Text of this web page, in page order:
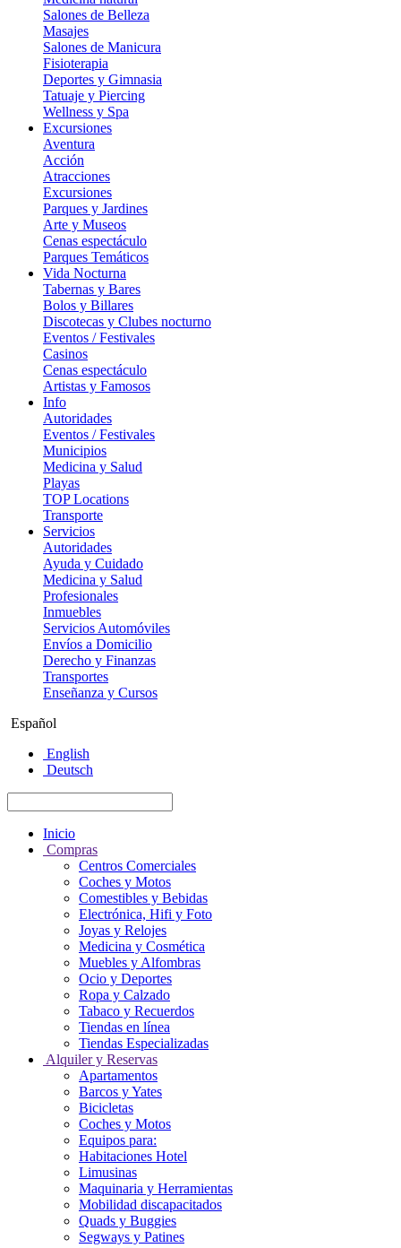
Salones de Belleza
Masajes
Salones de Manicura
Fisioterapia
Deportes y Gimnasia
Tatuaje y Piercing
Wellness y Spa
Excursiones
Aventura
Acción
Atracciones
Excursiones
Parques y Jardines
Arte y Museos
Cenas espectáculo
Parques Temáticos
Vida Nocturna
Tabernas y Bares
Bolos y Billares
Discotecas y Clubes nocturno
Eventos / Festivales
Casinos
Cenas espectáculo
Artistas y Famosos
Info
Autoridades
Eventos / Festivales
Municipios
Medicina y Salud
Playas
TOP Locations
Transporte
Servicios
Autoridades
Ayuda y Cuidado
Medicina y Salud
Profesionales
Inmuebles
Servicios Automóviles
Envíos a Domicilio
Derecho y Finanzas
Transportes
Enseñanza y Cursos
Español
English
Deutsch
Inicio
Compras
Centros Comerciales
Coches y Motos
Comestibles y Bebidas
Electrónica, Hifi y Foto
Joyas y Relojes
Medicina y Cosmética
Muebles y Alfombras
Ocio y Deportes
Ropa y Calzado
Tabaco y Recuerdos
Tiendas en línea
Tiendas Especializadas
Alquiler y Reservas
Apartamentos
Barcos y Yates
Bicicletas
Coches y Motos
Equipos para:
Habitaciones Hotel
Limusinas
Maquinaria y Herramientas
Mobilidad discapacitados
Quads y Buggies
Segways y Patines